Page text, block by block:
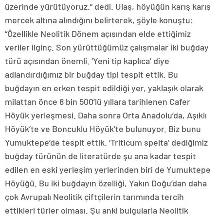
üzerinde yürütüyoruz.” dedi. Ulaş, höyüğün karış karış
mercek altına alındığını belirterek, şöyle konuştu:
“Özellikle Neolitik Dönem açısından elde ettiğimiz
veriler ilginç. Son yürüttüğümüz çalışmalar iki buğday
türü açısından önemli. ‘Yeni tip kaplıca’ diye
adlandırdığımız bir buğday tipi tespit ettik. Bu
buğdayın en erken tespit edildiği yer, yaklaşık olarak
milattan önce 8 bin 500’lü yıllara tarihlenen Cafer
Höyük yerleşmesi. Daha sonra Orta Anadolu’da, Aşıklı
Höyük’te ve Boncuklu Höyük’te bulunuyor. Biz bunu
Yumuktepe’de tespit ettik. ‘Triticum spelta’ dediğimiz
buğday türünün de literatürde şu ana kadar tespit
edilen en eski yerleşim yerlerinden biri de Yumuktepe
Höyüğü. Bu iki buğdayın özelliği, Yakın Doğu’dan daha
çok Avrupalı Neolitik çiftçilerin tarımında tercih
ettikleri türler olması. Şu anki bulgularla Neolitik